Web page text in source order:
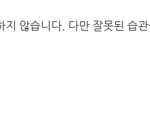
지 않습니다. 다만 잘못된 습